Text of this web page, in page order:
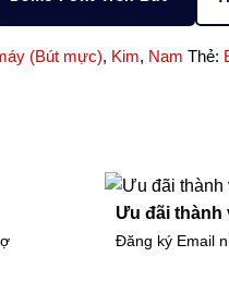
(Bút mực), Kim, Nam Thẻ:
Ưu đãi thành
Đăng ký Email